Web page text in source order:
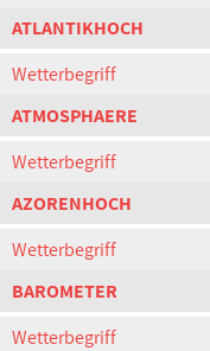
ATLANTIKHOCH
Wetterbegriff
ATMOSPHAERE
Wetterbegriff
AZORENHOCH
Wetterbegriff
BAROMETER
Wetterbegriff